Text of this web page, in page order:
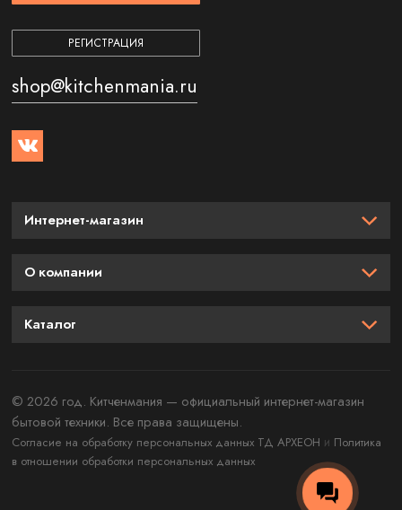
РЕГИСТРАЦИЯ
shop@kitchenmania.ru
Интернет-магазин
О компании
Каталог
© 2026 год. Китченмания — официальный интернет-магазин
бытовой техники. Все права защищены.
Согласие на обработку персональных данных ТД АРХЕОН и Политика
в отношении обработки персональных данных